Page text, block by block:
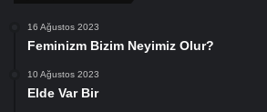
16 Ağustos 2023
Feminizm Bizim Neyimiz Olur?
10 Ağustos 2023
Elde Var Bir